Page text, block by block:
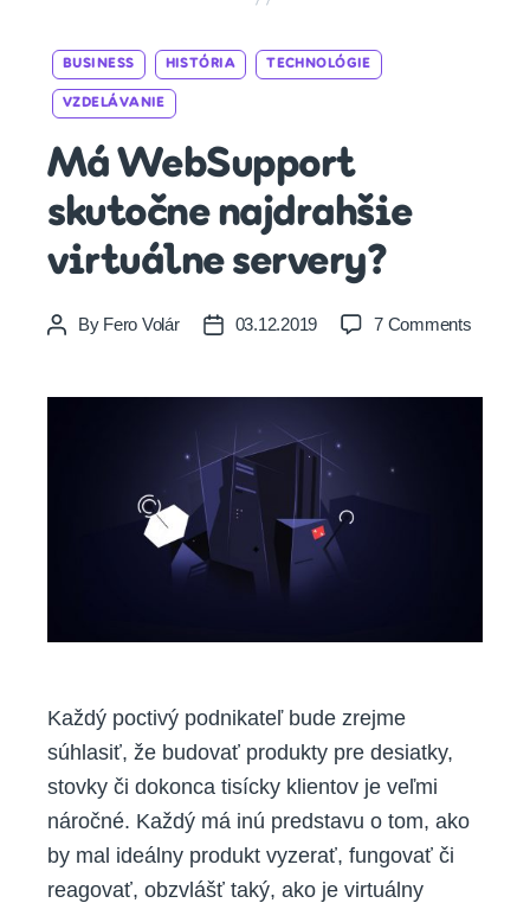
Categories
BUSINESS HISTÓRIA TECHNOLÓGIE
VZDELÁVANIE
Má WebSupport
skutočne najdrahšie
virtuálne servery?
PostBy Fero Volár
Post03.12.2019 7 Commentson
Každý poctivý podnikateľ bude zrejme
súhlasiť, že budovať produkty pre desiatky,
stovky či dokonca tisícky klientov je veľmi
náročné. Každý má inú predstavu o tom, ako
by mal ideálny produkt vyzerať, fungovať či
reagovať, obzvlášť taký, ako je virtuálny